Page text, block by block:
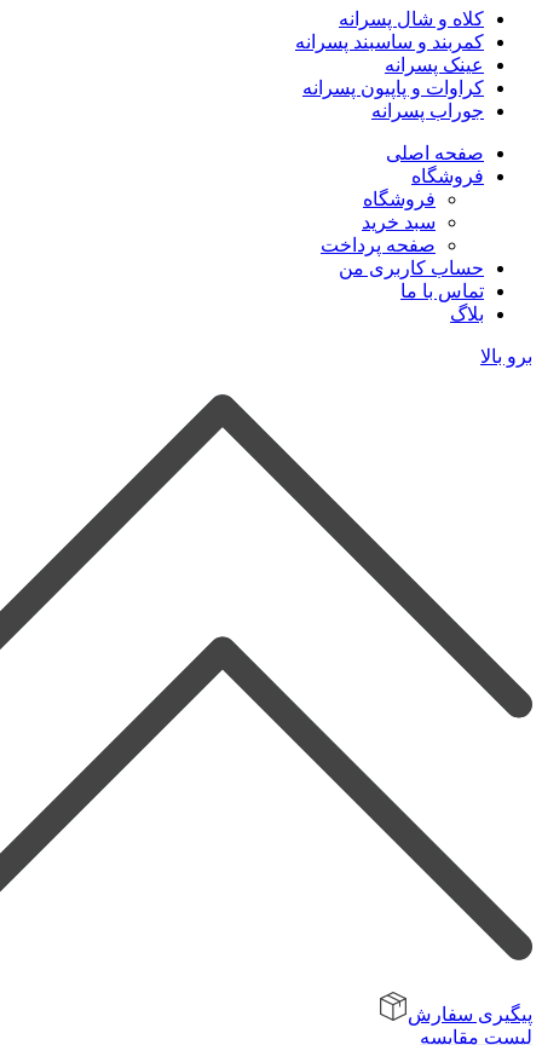
کلاه و شال پسرانه
کمربند و ساسبند پسرانه
عینک پسرانه
کراوات و پاپیون پسرانه
جوراب پسرانه
صفحه اصلی
فروشگاه
فروشگاه
سبد خرید
صفحه پرداخت
حساب کاربری من
تماس با ما
بلاگ
برو بالا
پیگیری سفارش
لیست مقایسه